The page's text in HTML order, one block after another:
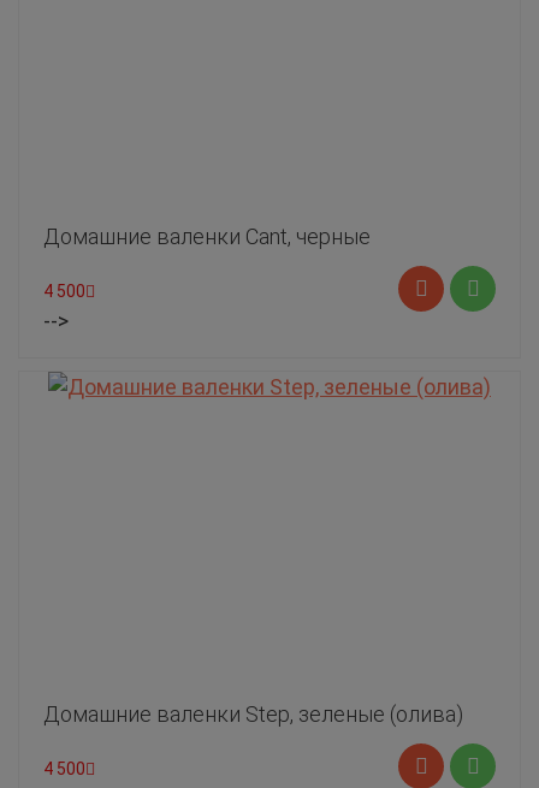
Домашние валенки Cant, черные
4 500
-->
Домашние валенки Step, зеленые (олива)
4 500